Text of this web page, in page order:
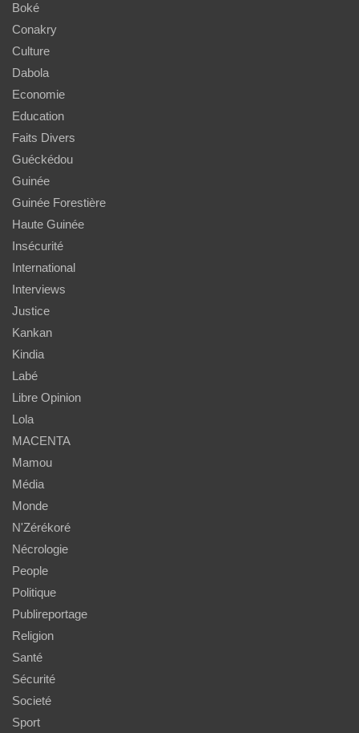
Boké
Conakry
Culture
Dabola
Economie
Education
Faits Divers
Guéckédou
Guinée
Guinée Forestière
Haute Guinée
Insécurité
International
Interviews
Justice
Kankan
Kindia
Labé
Libre Opinion
Lola
MACENTA
Mamou
Média
Monde
N'Zérékoré
Nécrologie
People
Politique
Publireportage
Religion
Santé
Sécurité
Societé
Sport